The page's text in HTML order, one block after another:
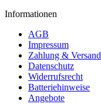
Informationen
AGB
Impressum
Zahlung & Versand
Datenschutz
Widerrufsrecht
Batteriehinweise
Angebote